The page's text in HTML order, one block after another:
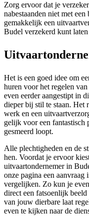
Zorg ervoor dat je
nabestaanden niet met
gemakkelijk een
Budel verzekerd kunt
Het is een goed idee om
huren voor het regelen
even eerder aangestipt in
dieper bij stil te staan. Het
werk en een
gelijk voor een fantastisch
gesmeerd loopt.
Alle plechtigheden en de
hen. Voordat je ervoor
uitvaartondernemer in
onze pagina een
vergelijken. Zo kun je
direct een fatsoenlijk
van jouw dierbare laat
even te kijken naar de